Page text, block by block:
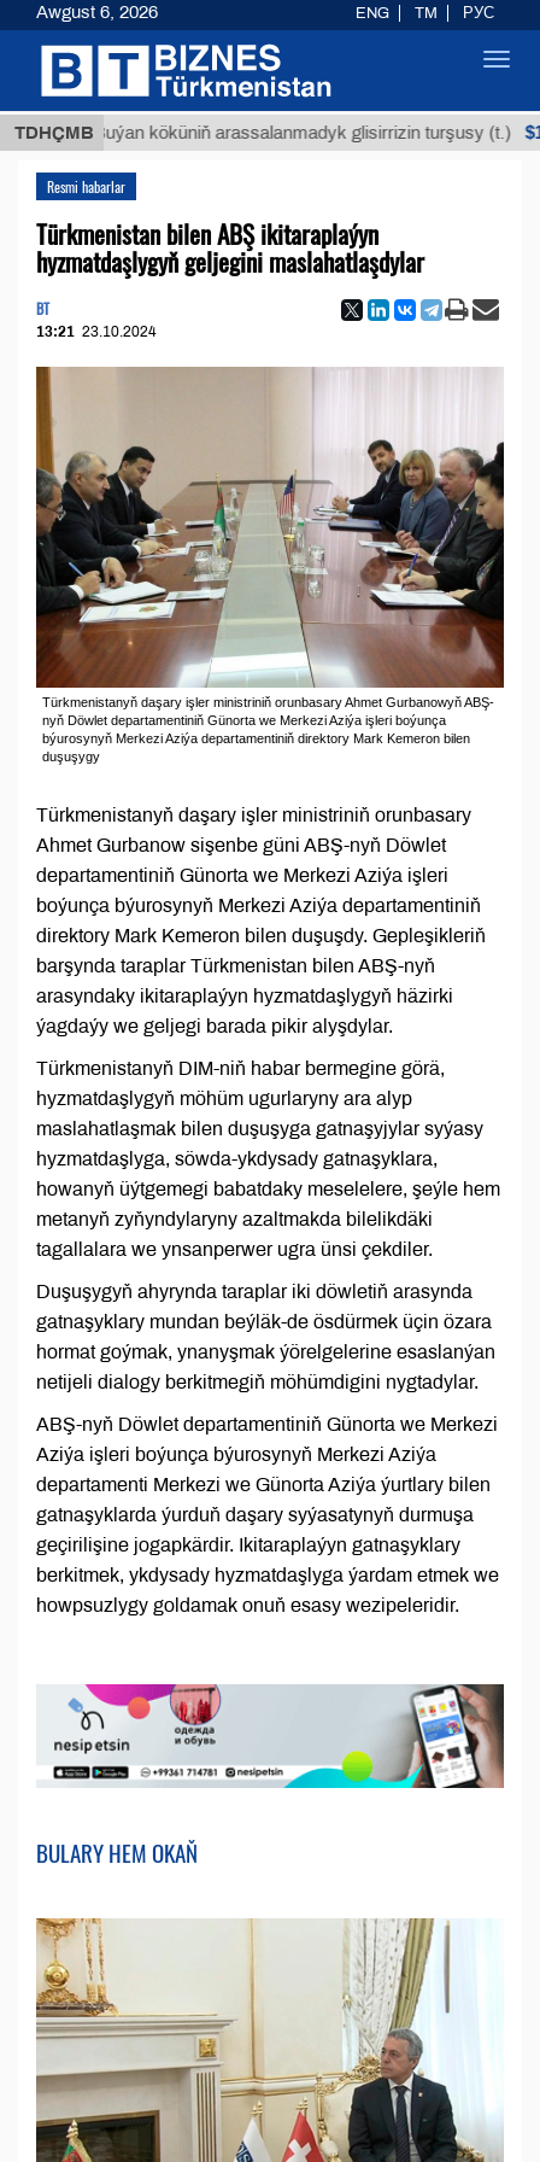
TDHÇMB
Buýan köküniň arassalanmadyk glisirrizin turşusy (t.)
Resmi habarlar
Türkmenistan bilen ABŞ ikitaraplaýyn
hyzmatdaşlygyň geljegini maslahatlaşdylar
BT
13:21 23.10.2024
Türkmenistanyň daşary işler ministriniň orunbasary Ahmet Gurbanowyň ABŞ-
nyň Döwlet departamentiniň Günorta we Merkezi Aziýa işleri boýunça
býurosynyň Merkezi Aziýa departamentiniň direktory Mark Kemeron bilen
duşuşygy
Türkmenistanyň daşary işler ministriniň orunbasary
Ahmet Gurbanow sişenbe güni ABŞ-nyň Döwlet
departamentiniň Günorta we Merkezi Aziýa işleri
boýunça býurosynyň Merkezi Aziýa departamentiniň
direktory Mark Kemeron bilen duşuşdy. Gepleşikleriň
barşynda taraplar Türkmenistan bilen ABŞ-nyň
arasyndaky ikitaraplaýyn hyzmatdaşlygyň häzirki
ýagdaýy we geljegi barada pikir alyşdylar.
Türkmenistanyň DIM-niň habar bermegine görä,
hyzmatdaşlygyň möhüm ugurlaryny ara alyp
maslahatlaşmak bilen duşuşyga gatnaşyjylar syýasy
hyzmatdaşlyga, söwda-ykdysady gatnaşyklara,
howanyň üýtgemegi babatdaky meselelere, şeýle hem
metanyň zyňyndylaryny azaltmakda bilelikdäki
tagallalara we ynsanperwer ugra ünsi çekdiler.
Duşuşygyň ahyrynda taraplar iki döwletiň arasynda
gatnaşyklary mundan beýläk-de ösdürmek üçin özara
hormat goýmak, ynanyşmak ýörelgelerine esaslanýan
netijeli dialogy berkitmegiň möhümdigini nygtadylar.
ABŞ-nyň Döwlet departamentiniň Günorta we Merkezi
Aziýa işleri boýunça býurosynyň Merkezi Aziýa
departamenti Merkezi we Günorta Aziýa ýurtlary bilen
gatnaşyklarda ýurduň daşary syýasatynyň durmuşa
geçirilişine jogapkärdir. Ikitaraplaýyn gatnaşyklary
berkitmek, ykdysady hyzmatdaşlyga ýardam etmek we
howpsuzlygy goldamak onuň esasy wezipeleridir.
BULARY HEM OKAŇ
Awgust 6, 2026 ENG TM РУС